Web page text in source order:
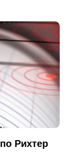
Рихтер